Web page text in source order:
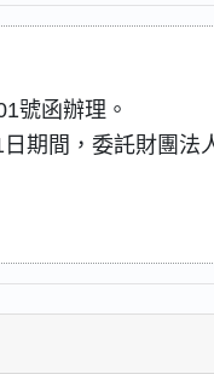
號函辦理。
期間，委託財團法